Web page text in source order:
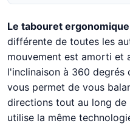
Le tabouret ergonomique
différente de toutes les
mouvement est amorti et
l'inclinaison à 360 degrés
vous permet de vous
directions tout au long de
utilise la même